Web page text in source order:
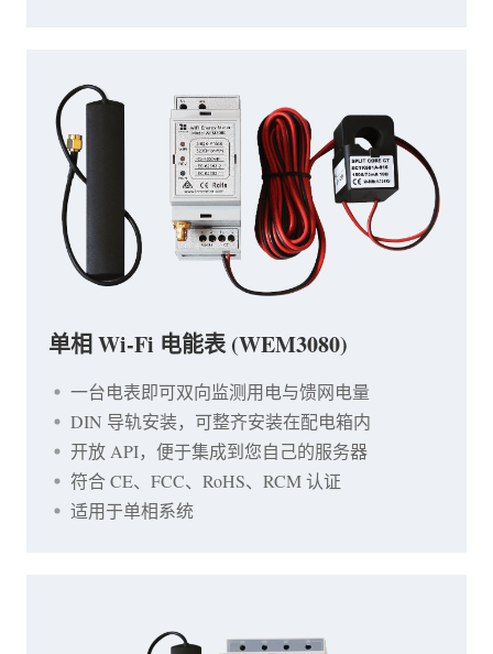
单相 Wi-Fi 电能表 (WEM3080)
一台电表即可双向监测用电与馈网电量
DIN 导轨安装，可整齐安装在配电箱内
开放 API，便于集成到您自己的服务器
符合 CE、FCC、RoHS、RCM 认证
适用于单相系统